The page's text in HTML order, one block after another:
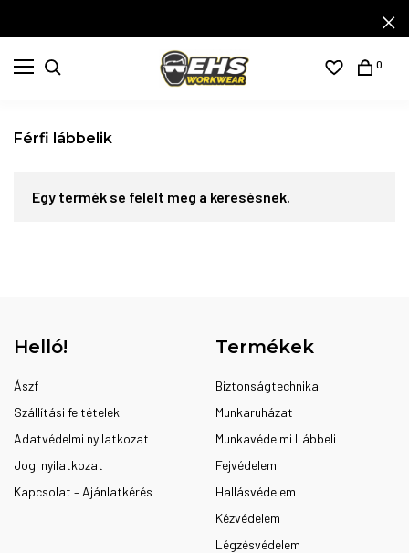
0
Férfi lábbelik
Egy termék se felelt meg a keresésnek.
Helló!
Ászf
Szállítási feltételek
Adatvédelmi nyilatkozat
Jogi nyilatkozat
Kapcsolat – Ajánlatkérés
Termékek
Biztonságtechnika
Munkaruházat
Munkavédelmi Lábbeli
Fejvédelem
Hallásvédelem
Kézvédelem
Légzésvédelem